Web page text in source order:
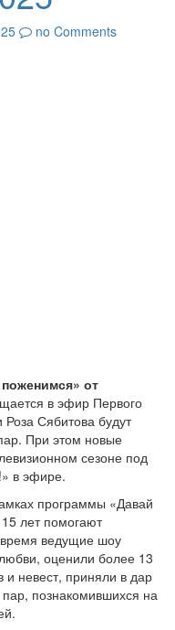
no Comments
от
в эфир Первого
Сябитова будут
При этом новые
сезоне под
в эфире.
программы «Давай
лет помогают
время ведущие шоу
оценили более 13
невест, приняли в дар
пар, познакомившихся на